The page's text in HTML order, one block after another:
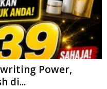
Power,
di...